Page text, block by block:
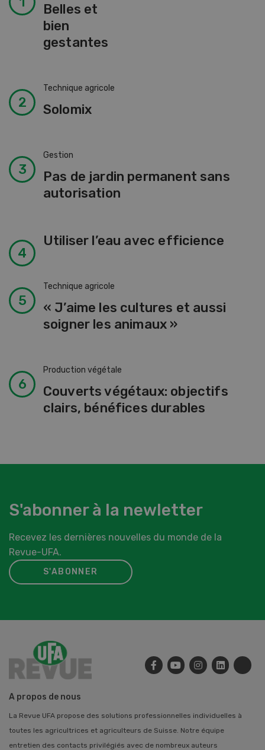
Belles et
bien
gestantes
Technique agricole
Solomix
Gestion
Pas de jardin permanent sans
autorisation
Utiliser l’eau avec efficience
Technique agricole
« J’aime les cultures et aussi
soigner les animaux »
Production végétale
Couverts végétaux: objectifs
clairs, bénéfices durables
S'abonner à la newletter
Recevez les dernières nouvelles du monde de la
Revue-UFA.
S'ABONNER
A propos de nous
La Revue UFA propose des solutions professionnelles individuelles à
toutes les agricultrices et agriculteurs de Suisse. Notre équipe
entretien des contacts privilégiés avec de nombreux auteurs